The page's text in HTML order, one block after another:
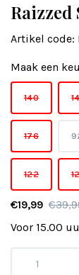
Raizzed
Artikel code:
Maak een
140
176
122
€19,99
Voor 15.00